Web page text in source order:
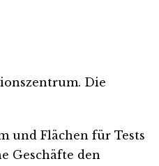
Die
und Flächen für Tests
Geschäfte den